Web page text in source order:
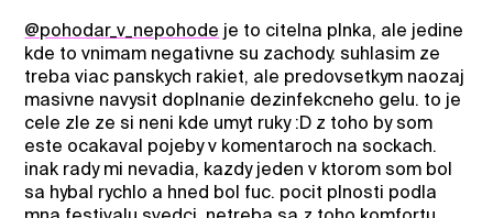
@pohodar_v_nepohode je to citelna plnka, ale jedine
kde to vnimam negativne su zachody. suhlasim ze
treba viac panskych rakiet, ale predovsetkym naozaj
masivne navysit doplnanie dezinfekcneho gelu. to je
cele zle ze si neni kde umyt ruky :D z toho by som
este ocakaval pojeby v komentaroch na sockach.
inak rady mi nevadia, kazdy jeden v ktorom som bol
sa hybal rychlo a hned bol fuc. pocit plnosti podla